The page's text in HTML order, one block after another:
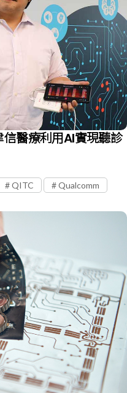
醫療利用AI實現聽診
QITC Qualcomm